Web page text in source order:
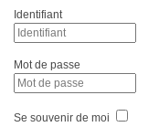
Identifiant
Mot de passe
Se souvenir de moi